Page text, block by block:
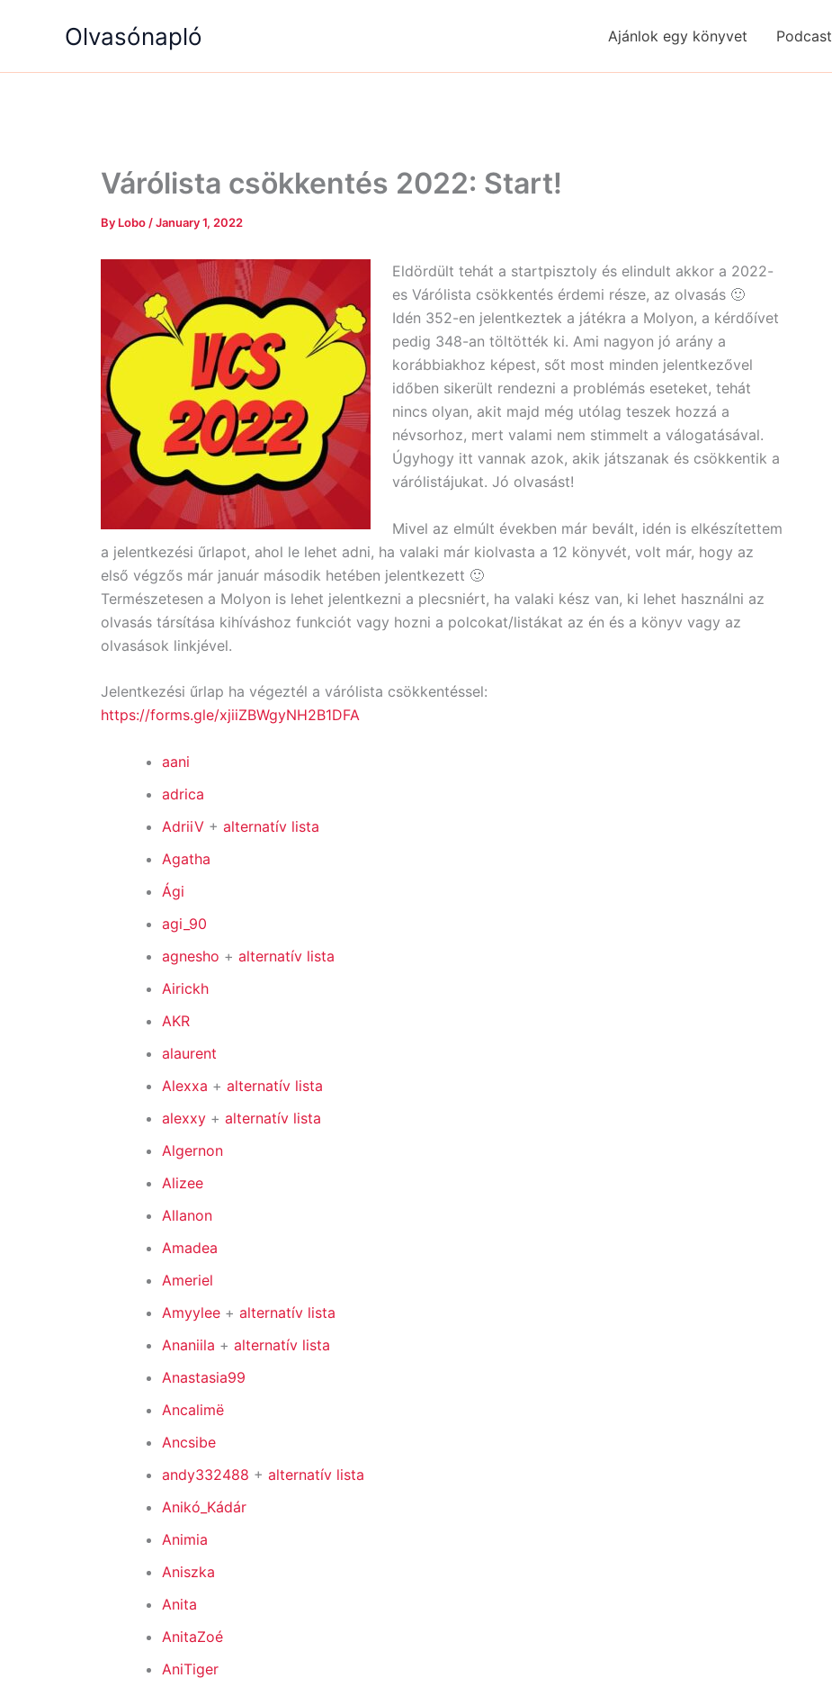
Olvasónapló Ajánlok egy könyvet Podcast
Várólista csökkentés 2022: Start!
By Lobo /January 1, 2022
Eldördült tehát a startpisztoly és elindult akkor a 2022-
es Várólista csökkentés érdemi része, az olvasás 🙂
Idén 352-en jelentkeztek a játékra a Molyon, a kérdőívet
pedig 348-an töltötték ki. Ami nagyon jó arány a
korábbiakhoz képest, sőt most minden jelentkezővel
időben sikerült rendezni a problémás eseteket, tehát
nincs olyan, akit majd még utólag teszek hozzá a
névsorhoz, mert valami nem stimmelt a válogatásával.
Úgyhogy itt vannak azok, akik játszanak és csökkentik a
várólistájukat. Jó olvasást!
Mivel az elmúlt években már bevált, idén is elkészítettem
a jelentkezési űrlapot, ahol le lehet adni, ha valaki már kiolvasta a 12 könyvét, volt már, hogy az
első végzős már január második hetében jelentkezett 🙂
Természetesen a Molyon is lehet jelentkezni a plecsniért, ha valaki kész van, ki lehet használni az
olvasás társítása kihíváshoz funkciót vagy hozni a polcokat/listákat az én és a könyv vagy az
olvasások linkjével.
Jelentkezési űrlap ha végeztél a várólista csökkentéssel:
https://forms.gle/xjiiZBWgyNH2B1DFA
aani
adrica
AdriiV + alternatív lista
Agatha
Ági
agi_90
agnesho + alternatív lista
Airickh
AKR
alaurent
Alexxa + alternatív lista
alexxy + alternatív lista
Algernon
Alizee
Allanon
Amadea
Ameriel
Amyylee + alternatív lista
Ananiila + alternatív lista
Anastasia99
Ancalimë
Ancsibe
andy332488 + alternatív lista
Anikó_Kádár
Animia
Aniszka
Anita
AnitaZoé
AniTiger